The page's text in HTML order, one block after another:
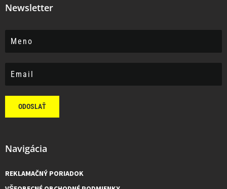
Newsletter
ODOSLAŤ
Navigácia
REKLAMAČNÝ PORIADOK